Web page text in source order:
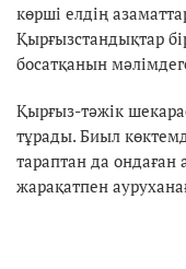
көрші елдің
Қырғызстандықтар
босатқанын
Қырғыз-тәжік
тұрады. Биыл
тараптан да
жарақатпен